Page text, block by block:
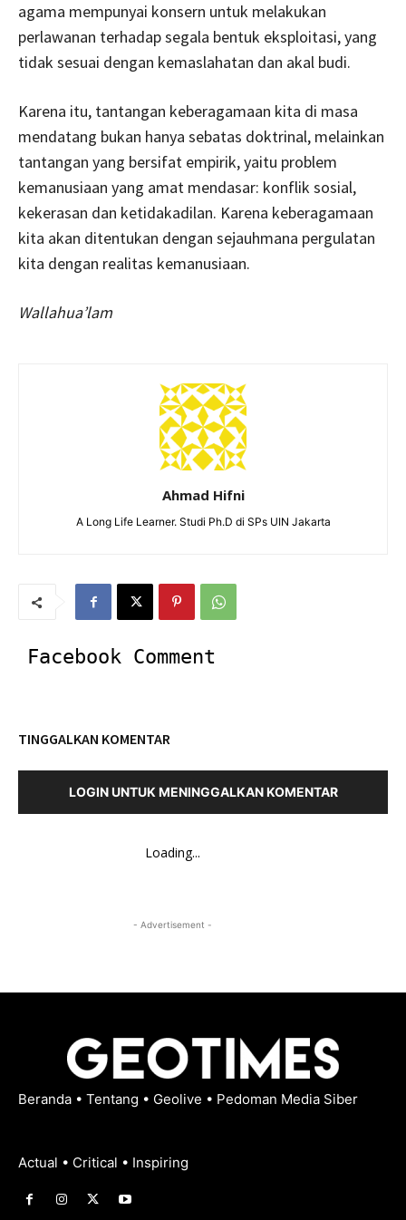
agama mempunyai konsern untuk melakukan
perlawanan terhadap segala bentuk eksploitasi, yang
tidak sesuai dengan kemaslahatan dan akal budi.
Karena itu, tantangan keberagamaan kita di masa
mendatang bukan hanya sebatas doktrinal, melainkan
tantangan yang bersifat empirik, yaitu problem
kemanusiaan yang amat mendasar: konflik sosial,
kekerasan dan ketidakadilan. Karena keberagamaan
kita akan ditentukan dengan sejauhmana pergulatan
kita dengan realitas kemanusiaan.
Wallahua’lam
Ahmad Hifni
A Long Life Learner. Studi Ph.D di SPs UIN Jakarta
Facebook Comment
TINGGALKAN KOMENTAR
LOGIN UNTUK MENINGGALKAN KOMENTAR
Loading...
- Advertisement -
Beranda • Tentang • Geolive • Pedoman Media Siber
Actual • Critical • Inspiring